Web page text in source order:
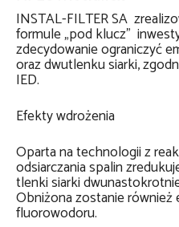
INSTAL-FILTER SA
formule „pod klucz”
zdecydowanie ograniczyć
oraz dwutlenku siarki,
IED.
Efekty wdrożenia
Oparta na technologii z
odsiarczania spalin
tlenki siarki
Obniżona zostanie
fluorowodoru.